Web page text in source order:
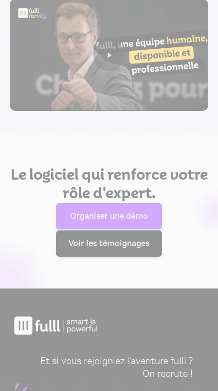
Le logiciel qui renforce votre
rôle d'expert.
Organiser une démo
Voir les témoignages
Et si vous rejoigniez l'aventure fulll ?
On recrute !